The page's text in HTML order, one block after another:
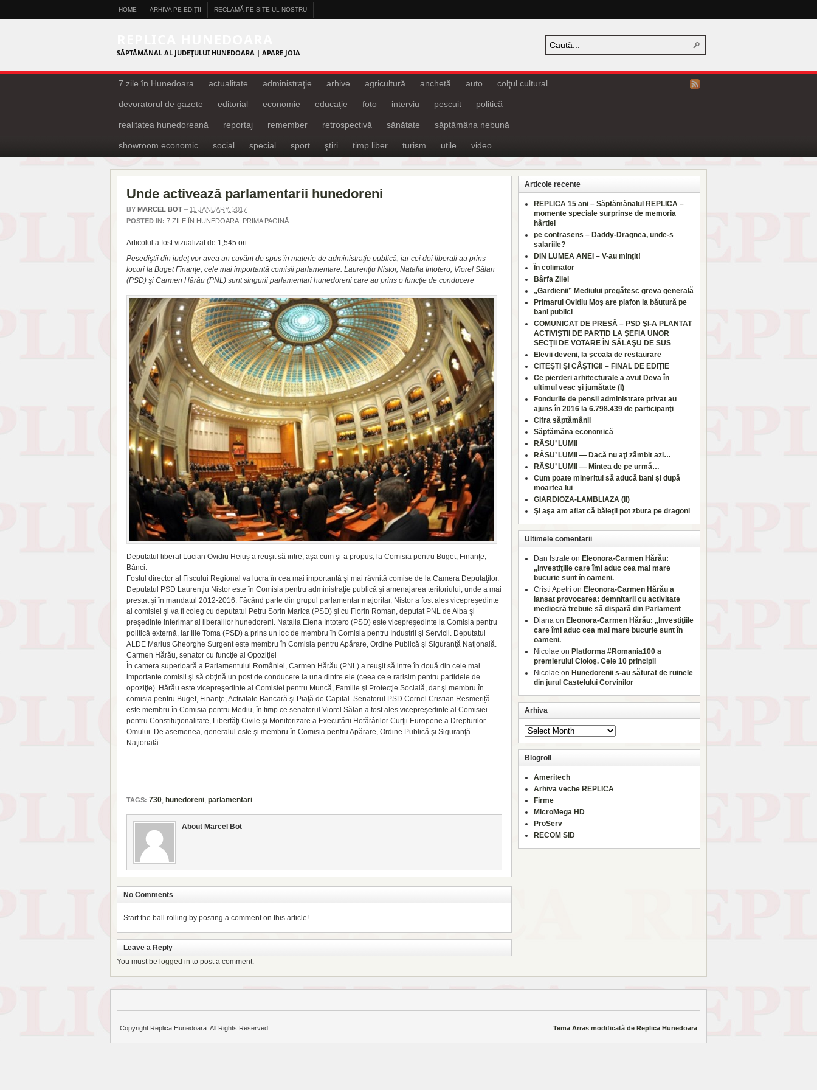
HOME ARHIVA PE EDIŢII RECLAMĂ PE SITE-UL NOSTRU
SĂPTĂMÂNAL AL JUDEŢULUI HUNEDOARA | APARE JOIA
7 zile în Hunedoara actualitate administraţie arhive agricultură anchetă auto colţul cultural
devoratorul de gazete editorial economie educaţie foto interviu pescuit politică
realitatea hunedoreană reportaj remember retrospectivă sănătate săptămâna nebună
showroom economic social special sport ştiri timp liber turism utile video
Unde activează parlamentarii hunedoreni
BY MARCEL BOT – 11 JANUARY, 2017
POSTED IN: 7 ZILE ÎN HUNEDOARA PRIMA PAGINĂ
Articolul a fost vizualizat de 1,545 ori
Pesediştii din judeţ vor avea un cuvânt de spus în materie de administraţie publică, iar cei doi liberali au prins
locuri la Buget Finanţe, cele mai importantă comisii parlamentare. Laurenţiu Nistor, Natalia Intotero, Viorel Sălan
(PSD) şi Carmen Hărău (PNL) sunt singurii parlamentari hunedoreni care au prins o funcţie de conducere
Deputatul liberal Lucian Ovidiu Heiuș a reuşit să intre, aşa cum şi-a propus, la Comisia pentru Buget, Fi­nanţe,
Bănci.
Fostul director al Fiscului Regional va lucra în cea mai importantă şi mai râvnită comise de la Camera De­pu­taţilor.
Deputatul PSD Laurenţiu Nis­tor este în Comisia pentru ad­mi­nis­traţie publică şi amenajarea teritoriului, unde a mai
prestat şi în mandatul 2012-2016. Făcând parte din grupul par­lamentar majoritar, Nistor a fost ales vicepreşedinte
al comisiei şi va fi coleg cu deputatul Petru Sorin Marica (PSD) şi cu Florin Roman, deputat PNL de Alba şi
preşedinte interimar al liberalilor hunedoreni. Natalia Elena Intotero (PSD) este vicepreşedinte la Comisia pentru
politică externă, iar Ilie Toma (PSD) a prins un loc de membru în Comisia pentru Industrii şi Servicii. Deputatul
ALDE Marius Gheorghe Surgent este membru în Comisia pen­tru Apărare, Ordine Publică şi Si­guranţă Naţională.
Carmen Hărău, senator cu funcţie al Opoziţiei
În camera superioară a Parla­men­tului României, Carmen Hărău (PNL) a reuşit să intre în două din cele mai
importante comisii şi să obţină un post de conducere la una dintre ele (ceea ce e rarisim pentru partidele de
opoziţie). Hărău este vicepreşedinte al Comisiei pentru Muncă, Familie şi Protecţie So­cială, dar şi membru în
comisia pentru Buget, Finanţe, Activitate Bancară şi Piaţă de Capital. Senatorul PSD Cor­nel Cristian Resmeriță
este membru în Comisia pentru Mediu, în timp ce se­natorul Viorel Sălan a fost ales vice­preşedinte al Comisiei
pentru Con­stituţionalitate, Libertăţi Civile şi Monitorizare a Executării Hotărârilor Curţii Europene a Drepturilor
Omului. De asemenea, generalul este şi membru în Comisia pentru Apărare, Ordine Publică şi Siguranţă
Naţională.
TAGS: 730, hunedoreni, parlamentari
About Marcel Bot
No Comments
Start the ball rolling by posting a comment on this article!
Leave a Reply
You must be logged in to post a comment.
Articole recente
REPLICA 15 ani – Săptămânalul REPLICA –
momente speciale surprinse de memoria
hârtiei
pe contrasens – Daddy-Dragnea, unde-s
salariile?
DIN LUMEA ANEI – V-au minţit!
În colimator
Bârfa Zilei
„Gardienii” Mediului pregătesc greva generală
Primarul Ovidiu Moş are plafon la băutură pe
bani publici
COMUNICAT DE PRESĂ – PSD ŞI-A PLANTAT
ACTIVIŞTII DE PARTID LA ŞEFIA UNOR
SECŢII DE VOTARE ÎN SĂLAŞU DE SUS
Elevii deveni, la şcoala de restaurare
CITEŞTI ŞI CÂŞTIGI! – FINAL DE EDIŢIE
Ce pierderi arhitecturale a avut Deva în
ultimul veac şi jumătate (I)
Fondurile de pensii administrate privat au
ajuns în 2016 la 6.798.439 de participanţi
Cifra săptămânii
Săptămâna economică
RÂSU’ LUMII
RÂSU’ LUMII — Dacă nu aţi zâmbit azi…
RÂSU’ LUMII — Mintea de pe urmă…
Cum poate mineritul să aducă bani şi după
moartea lui
GIARDIOZA-LAMBLIAZA (II)
Şi aşa am aflat că băieţii pot zbura pe dragoni
Ultimele comentarii
Dan Istrate on Eleonora-Carmen Hărău:
„Investiţiile care îmi aduc cea mai mare
bucurie sunt în oameni.
Cristi Apetri on Eleonora-Carmen Hărău a
lansat provocarea: demnitarii cu activitate
mediocră trebuie să dispară din Parlament
Diana on Eleonora-Carmen Hărău: „Investiţiile
care îmi aduc cea mai mare bucurie sunt în
oameni.
Nicolae on Platforma #Romania100 a
premierului Cioloş. Cele 10 principii
Nicolae on Hunedorenii s-au săturat de ruinele
din jurul Castelului Corvinilor
Arhiva
Blogroll
Ameritech
Arhiva veche REPLICA
Firme
MicroMega HD
ProServ
RECOM SID
Tema Arras modificată de Replica Hunedoara
Copyright Replica Hunedoara. All Rights Reserved.